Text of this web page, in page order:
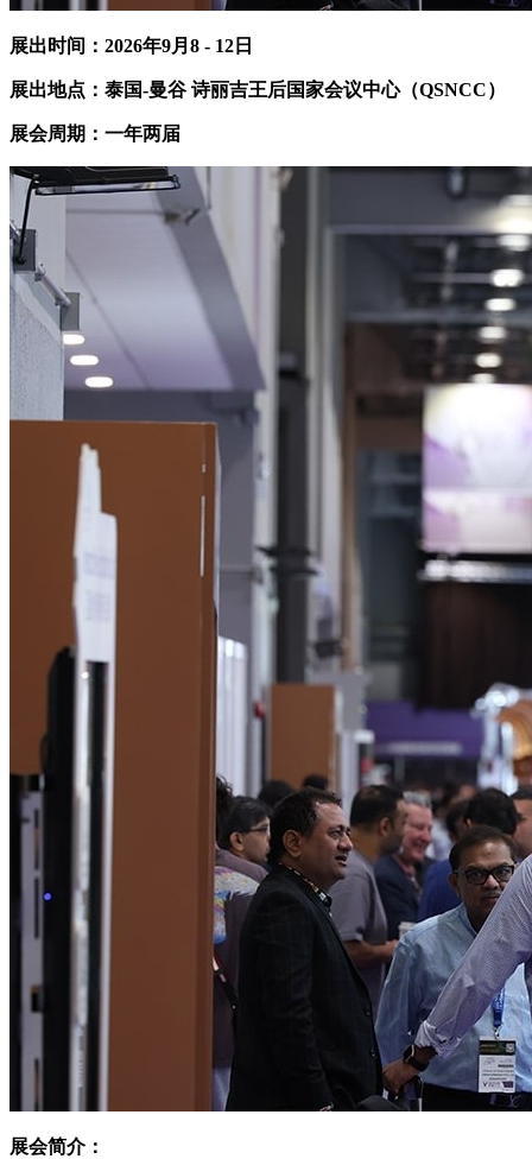
展出时间：2026年9月 8 - 12 日
展出地点： 泰国-曼谷 诗丽吉王后国家会议中心（QSNCC）
展会周期： 一年两届
展会简介：